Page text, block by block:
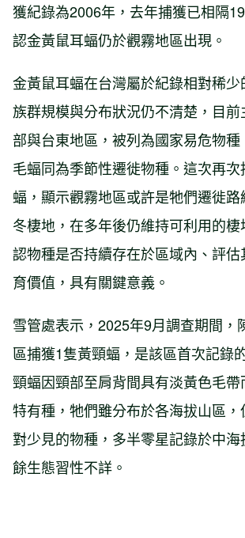
獲紀錄為2006年，去年捕獲已相隔
認金黃鼠耳蝠仍於觀霧地區出現。
金黃鼠耳蝠在台灣屬於紀錄相對稀少
族群規模與分布狀況仍不清楚，目
部與台東地區，被列為國家易危物
毛蝠同為季節性遷徙物種。這次再
蝠，顯示觀霧地區或許是牠們遷徙
冬棲地，在多年後仍維持可利用的
認物種是否持續存在於區域內、評
育價值，具有關鍵意義。
雪管處表示，2025年9月調查期間，
區捕獲1隻黃頸蝠，是該區首次記錄
頸蝠因頸部至肩背間具有淡黃色毛
特有種，牠們雖分布於各海拔山區
對少見的物種，多半零星記錄於中
餘生態習性不詳。